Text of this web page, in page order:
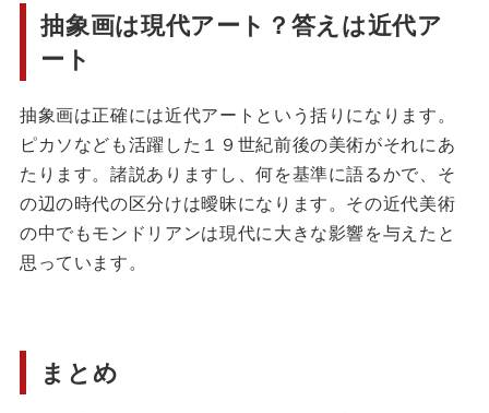
抽象画は現代アート？答えは近代ア
ート
抽象画は正確には近代アートという括りになります。
ピカソなども活躍した１９世紀前後の美術がそれにあ
たります。諸説ありますし、何を基準に語るかで、そ
の辺の時代の区分けは曖昧になります。その近代美術
の中でもモンドリアンは現代に大きな影響を与えたと
思っています。
まとめ